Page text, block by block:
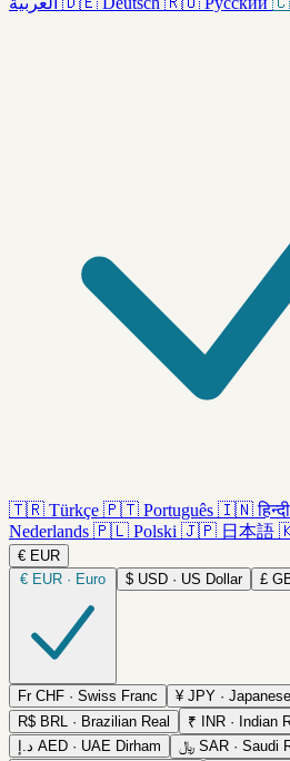
🇹🇷 Türkçe 🇵🇹 Português 🇮🇳 हिन्दी
Nederlands 🇵🇱 Polski 🇯🇵 日本語
€ EUR
€ EUR · Euro $ USD · US Dollar £
Fr CHF · Swiss Franc ¥ JPY ·
R$ BRL · Brazilian Real ₹ INR · Indian
د.إ AED · UAE Dirham ﷼ SAR · Saudi